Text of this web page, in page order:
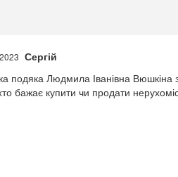
Сергій
подяка Людмила Іванівна Вюшкіна
бажає купити чи продати